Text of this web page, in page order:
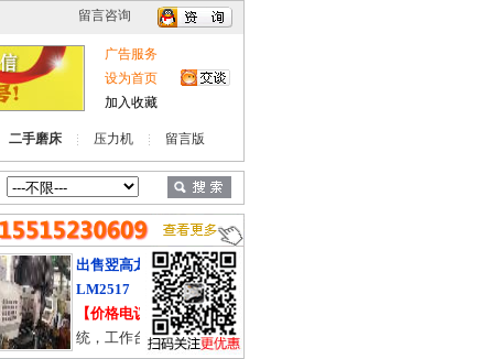
广告服务
设为首页
加入收藏
二手磨床 压力机 留言版
出售翌高龙门加工中心YG-
LM2517
【价格电议】
三菱M70系
统，工作台2.5米X1.5米，在